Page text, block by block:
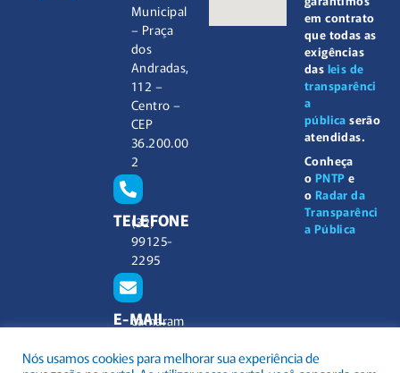
Municipal
– Praça
dos
Andradas,
112 –
Centro –
CEP
36.200.00
2
TELEFONE
(32)
99125-
2295
E-MAIL
camaram
barbacen
em contrato
que todas as
exigências
das leis de
transparênci
a
pública serão
atendidas.
Conheça
o PNTP e
o Radar da
Transparênci
a Pública
Nós usamos cookies para melhorar sua experiência de